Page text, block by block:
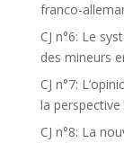
franco-
CJ n°6: Le
des mineurs
CJ n°7:
la
CJ n°8: La